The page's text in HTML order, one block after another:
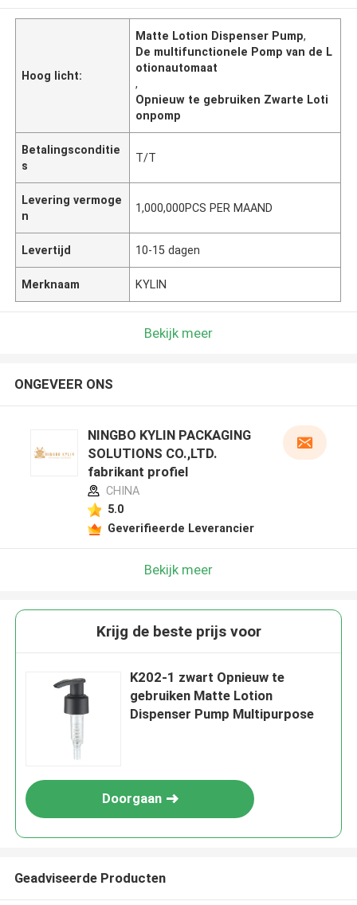
Hoog licht:
Matte Lotion Dispenser Pump,
De multifunctionele Pomp van de L
otionautomaat
,
Opnieuw te gebruiken Zwarte Loti
onpomp
Betalingsconditie
s
T/T
Levering vermoge
n
1,000,000PCS PER MAAND
Levertijd 10-15 dagen
Merknaam KYLIN
Bekijk meer
ONGEVEER ONS
NINGBO KYLIN PACKAGING
SOLUTIONS CO.,LTD.
fabrikant profiel
CHINA
5.0
Geverifieerde Leverancier
Bekijk meer
Krijg de beste prijs voor
K202-1 zwart Opnieuw te
gebruiken Matte Lotion
Dispenser Pump Multipurpose
Doorgaan
Geadviseerde Producten